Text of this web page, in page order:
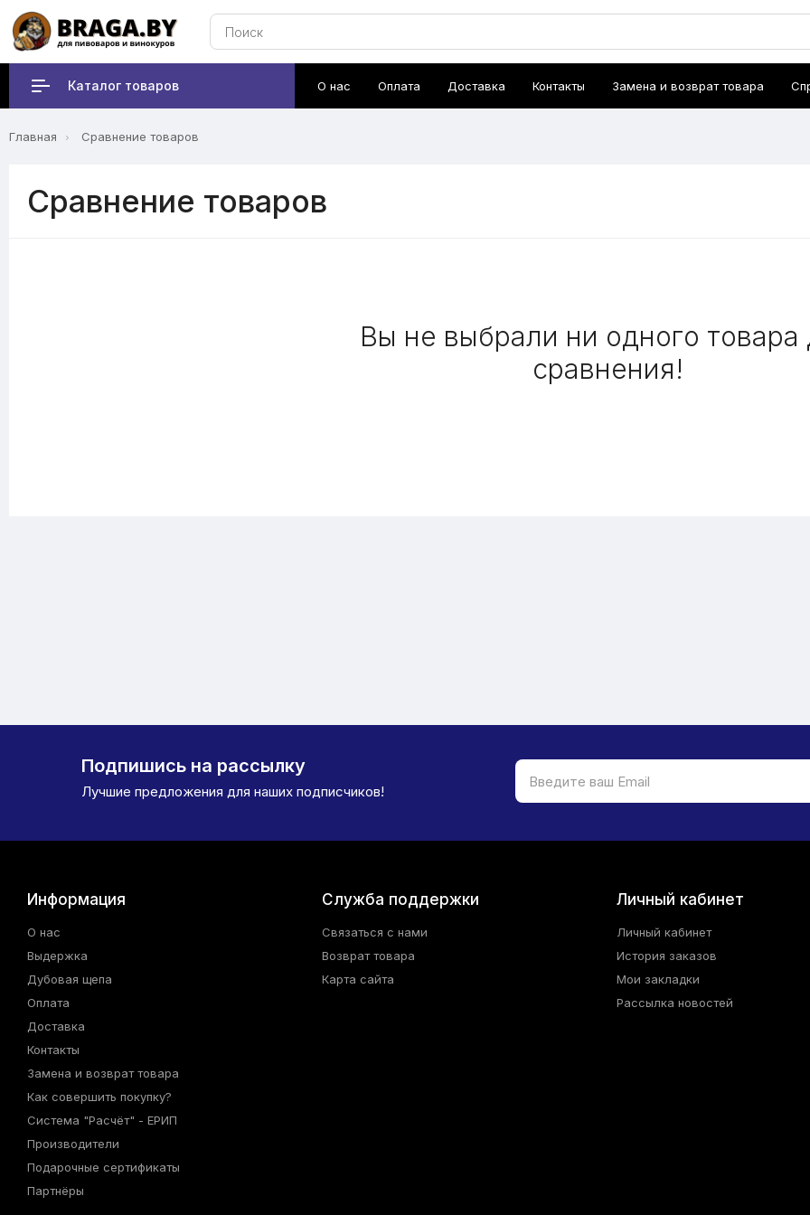
Каталог товаров О нас Оплата Доставка Контакты Замена и возврат товара
Главная Сравнение товаров
Сравнение товаров
Вы не выбрали ни одного товара
сравнения!
Подпишись на рассылку
Лучшие предложения для наших подписчиков!
Информация
О нас
Выдержка
Дубовая щепа
Оплата
Доставка
Контакты
Замена и возврат товара
Как совершить покупку?
Система "Расчёт" - ЕРИП
Производители
Подарочные сертификаты
Партнёры
Служба поддержки
Связаться с нами
Возврат товара
Карта сайта
Личный кабинет
Личный кабинет
История заказов
Мои закладки
Рассылка новостей